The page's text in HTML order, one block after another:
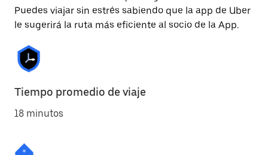
Puedes viajar sin estrés sabiendo que la app de Uber
le sugerirá la ruta más eficiente al socio de la App.
Tiempo promedio de viaje
18 minutos